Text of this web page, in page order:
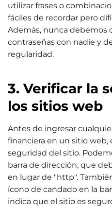
utilizar frases o
fáciles de recordar pero
Además, nunca debemos
contraseñas con nadie y
regularidad.
3. Verificar la
los sitios web
Antes de ingresar
financiera en un sitio web,
seguridad del sitio.
barra de dirección, que
en lugar de "http".
ícono de candado en la
indica que el sitio es